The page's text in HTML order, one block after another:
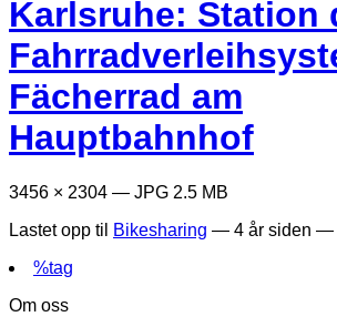
Karlsruhe: Station
Fächerrad am
Hauptbahnhof
3456 × 2304 — JPG 2.5 MB
Lastet opp til
Bikesharing — 4 år siden —
%tag
Om oss